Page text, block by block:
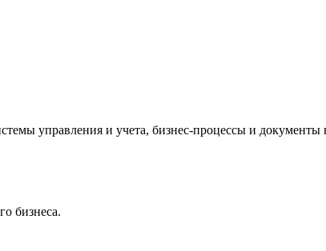
управления и учета, бизнес-процессы и документы
бизнеса.